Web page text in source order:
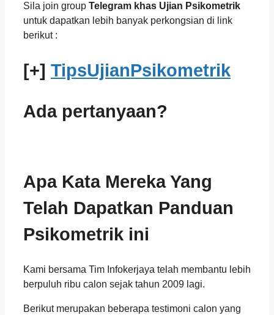
Sila join group Telegram khas Ujian Psikometrik
untuk dapatkan lebih banyak perkongsian di link
berikut :
[+] TipsUjianPsikometrik
Ada pertanyaan?
Apa Kata Mereka Yang
Telah Dapatkan Panduan
Psikometrik ini
Kami bersama Tim Infokerjaya telah membantu lebih
berpuluh ribu calon sejak tahun 2009 lagi.
Berikut merupakan beberapa testimoni calon yang